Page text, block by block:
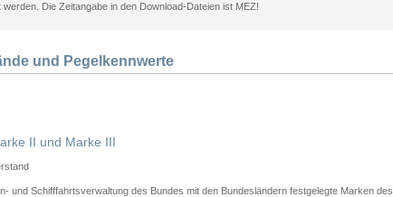
Die Zeitangabe in den Download-Dateien ist MEZ!
und Pegelkennwerte
II und Marke III
und Schifffahrtsverwaltung des Bundes mit den Bundesländern festgelegte Marken des